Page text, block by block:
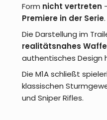
Form nicht vertreten
Premiere in der Serie.
Die Darstellung im
realitätsnahes
authentisches Design
Die M1A schließt
klassischen
und Sniper Rifles.